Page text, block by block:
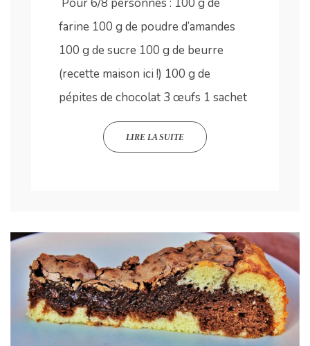
Pour 6/8 personnes : 100 g de
farine 100 g de poudre d’amandes
100 g de sucre 100 g de beurre
(recette maison ici !) 100 g de
pépites de chocolat 3 œufs 1 sachet
LIRE LA SUITE